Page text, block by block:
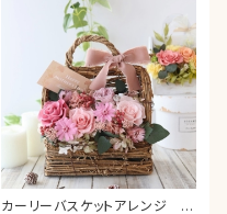
越し 誕生日 還暦
カーリーバスケットアレンジ ミ